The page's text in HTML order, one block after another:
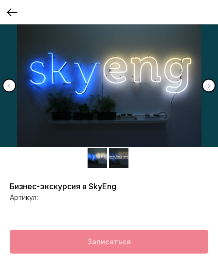
Бизнес-экскурсия в SkyEng
Артикул:
Записаться